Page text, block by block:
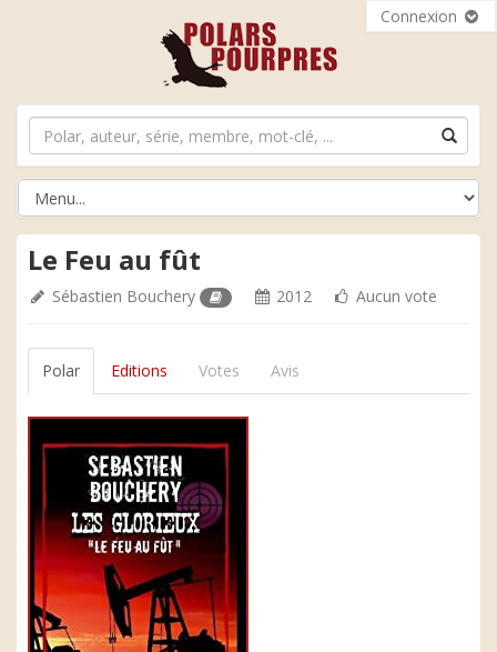
Connexion
Le Feu au fût
Sébastien Bouchery 2012 Aucun vote
Polar Editions Votes Avis